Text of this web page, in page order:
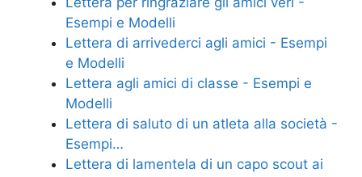
b
o
o
k
st
di
Esempi e Modelli
Lettera di arrivederci agli amici - Esempi
e Modelli
Lettera agli amici di classe - Esempi e
Modelli
Lettera di saluto di un atleta alla società -
Esempi…
Lettera di lamentela di un capo scout ai